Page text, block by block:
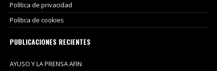
Política de privacidad
Política de cookies
PUBLICACIONES RECIENTES
AYUSO Y LA PRENSA AFIN